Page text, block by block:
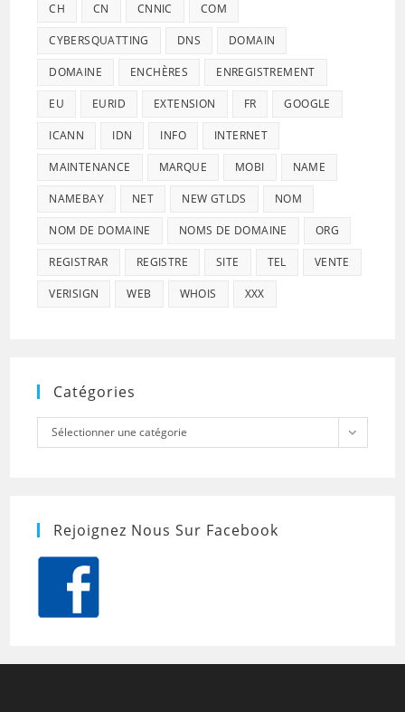
CH CN CNNIC COM
CYBERSQUATTING DNS DOMAIN
DOMAINE ENCHÈRES ENREGISTREMENT
EU EURID EXTENSION FR GOOGLE
ICANN IDN INFO INTERNET
MAINTENANCE MARQUE MOBI NAME
NAMEBAY NET NEW GTLDS NOM
NOM DE DOMAINE NOMS DE DOMAINE ORG
REGISTRAR REGISTRE SITE TEL VENTE
VERISIGN WEB WHOIS XXX
Catégories
Catégories
Sélectionner une catégorie
Rejoignez Nous Sur Facebook